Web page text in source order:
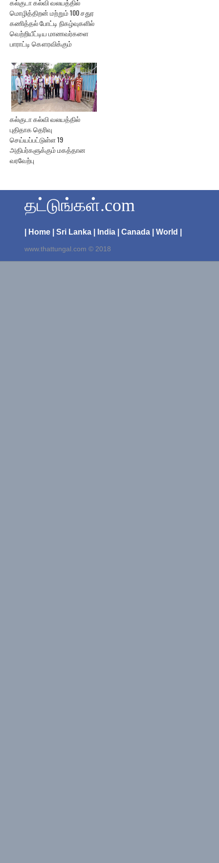
கல்குடா கல்வி வலயத்தில்
மொழித்திறன் மற்றும் 100 சதுர
கணித்தல் போட்டி நிகழ்வுகளில்
வெற்றியீட்டிய மாணவர்களை
பாராட்டி கௌரவிக்கும்
கல்குடா கல்வி வலயத்தில்
புதிதாக தெரிவு
செய்யப்பட்டுள்ள 19
அதிபர்களுக்கும் மகத்தான
வரவேற்பு
தட்டுங்கள்.com
| Home | Sri Lanka | India | Canada | World |
www.thattungal.com © 2018